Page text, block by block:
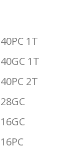
1T
1T
2T
Francisco Perez de la Rua